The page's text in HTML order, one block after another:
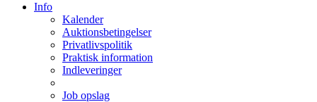
Info
Kalender
Auktionsbetingelser
Privatlivspolitik
Praktisk information
Indleveringer
Job opslag